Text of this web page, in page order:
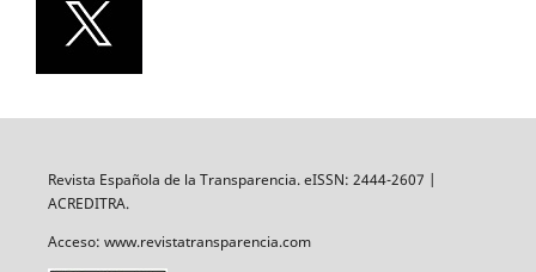
Revista Española de la Transparencia. eISSN: 2444-2607 |
ACREDITRA.
Acceso: www.revistatransparencia.com